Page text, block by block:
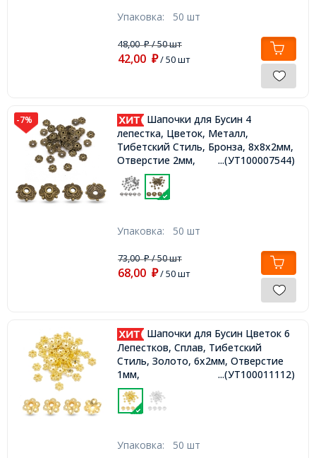
Упаковка: 50 шт
48,00₽/ 50 шт
42,00 ₽/ 50 шт
-7%
Шапочки для Бусин 4
лепестка, Цветок, Металл,
Тибетский Стиль, Бронза, 8х8х2мм,
Отверстие 2мм,
...(УТ100007544)
Упаковка: 50 шт
73,00₽/ 50 шт
68,00 ₽/ 50 шт
Шапочки для Бусин Цветок 6
Лепестков, Сплав, Тибетский
Стиль, Золото, 6х2мм, Отверстие
1мм,
...(УТ100011112)
Упаковка: 50 шт